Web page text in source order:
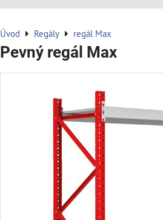
Úvod Regály regál Max
Pevný regál Max